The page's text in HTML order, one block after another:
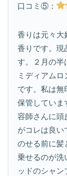
口コミ⑤：
香りは元々大
香りです。現
す。２月の半
ミディアム
です。私は無
保管していま
容師さんに頭
がコレは良い
のせる前に髪
乗せるのが洗
ッドのシャン